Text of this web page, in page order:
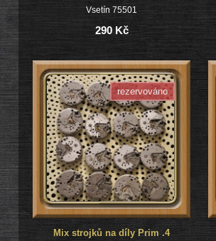
Vsetín 75501
290 Kč
rezervováno
Mix strojků na díly Prim .4